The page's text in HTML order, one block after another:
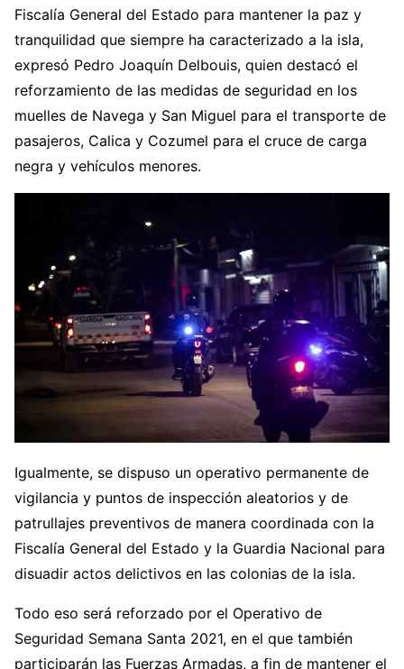
Fiscalía General del Estado para mantener la paz y
tranquilidad que siempre ha caracterizado a la isla,
expresó Pedro Joaquín Delbouis, quien destacó el
reforzamiento de las medidas de seguridad en los
muelles de Navega y San Miguel para el transporte de
pasajeros, Calica y Cozumel para el cruce de carga
negra y vehículos menores.
Igualmente, se dispuso un operativo permanente de
vigilancia y puntos de inspección aleatorios y de
patrullajes preventivos de manera coordinada con la
Fiscalía General del Estado y la Guardia Nacional para
disuadir actos delictivos en las colonias de la isla.
Todo eso será reforzado por el Operativo de
Seguridad Semana Santa 2021, en el que también
participarán las Fuerzas Armadas, a fin de mantener el